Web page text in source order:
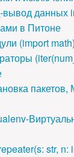
данных
в Питоне
(import
str, n: